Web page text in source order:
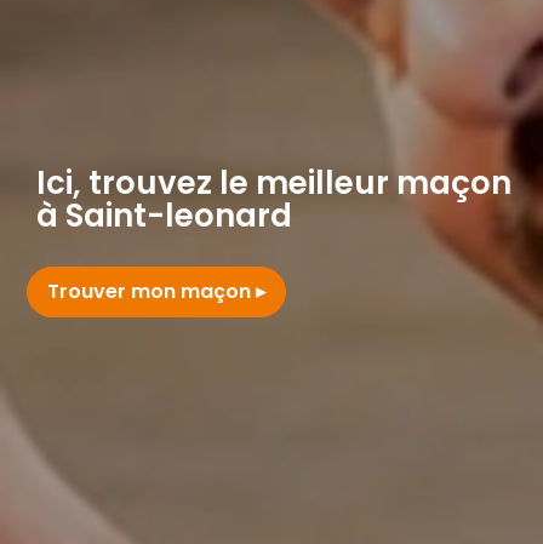
Ici, trouvez le meilleur maçon
à Saint-leonard
Trouver mon maçon